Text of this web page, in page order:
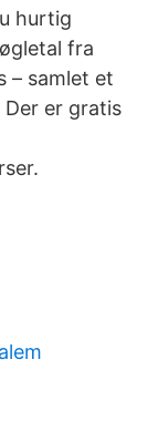
hurtig
fra
– samlet et
er gratis